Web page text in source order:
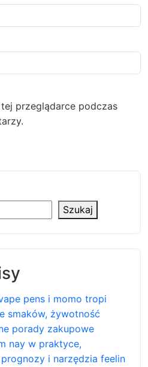
przeglądarce podczas
Szukaj
pens i momo tropi
smaków, żywotność
porady zakupowe
nay w praktyce,
i narzędzia feelin